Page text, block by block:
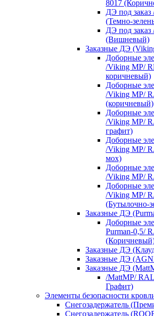
8017
ДЭ под
(Темно-
ДЭ под
(Вишневый)
Заказные ДЭ
Доборные
/Viking MP/
коричневый)
Доборные
/Viking MP/
(коричневый)
Доборные
/Viking MP/
графит)
Доборные
/Viking MP/
мох)
Доборные
/Viking MP/
Доборные
/Viking MP/
(Бутылочно-
Заказные ДЭ
Доборные
Purman-0,5/
Заказные ДЭ
Заказные ДЭ
Заказные ДЭ
/MattMP/
Графит)
Элементы безопасности
Снегозадержатель
Снегозадержатель